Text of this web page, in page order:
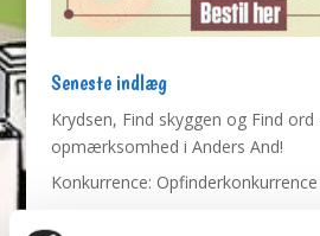
Seneste indlæg
Krydsen, Find skyggen og Find ord
opmærksomhed i Anders And!
Konkurrence: Opfinderkonkurrence